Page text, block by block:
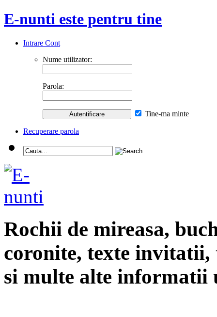
E-nunti este pentru tine
Intrare Cont
Nume utilizator:
Parola:
Tine-ma minte
Recuperare parola
Rochii de mireasa,
coronite, texte
si multe alte informatii